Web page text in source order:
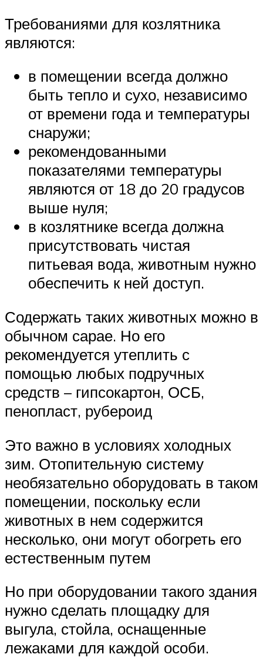
Требованиями для козлятника
являются:
в помещении всегда должно
быть тепло и сухо, независимо
от времени года и температуры
снаружи;
рекомендованными
показателями температуры
являются от 18 до 20 градусов
выше нуля;
в козлятнике всегда должна
присутствовать чистая
питьевая вода, животным нужно
обеспечить к ней доступ.
Содержать таких животных можно в
обычном сарае. Но его
рекомендуется утеплить с
помощью любых подручных
средств – гипсокартон, ОСБ,
пенопласт, рубероид
Это важно в условиях холодных
зим. Отопительную систему
необязательно оборудовать в таком
помещении, поскольку если
животных в нем содержится
несколько, они могут обогреть его
естественным путем
Но при оборудовании такого здания
нужно сделать площадку для
выгула, стойла, оснащенные
лежаками для каждой особи.